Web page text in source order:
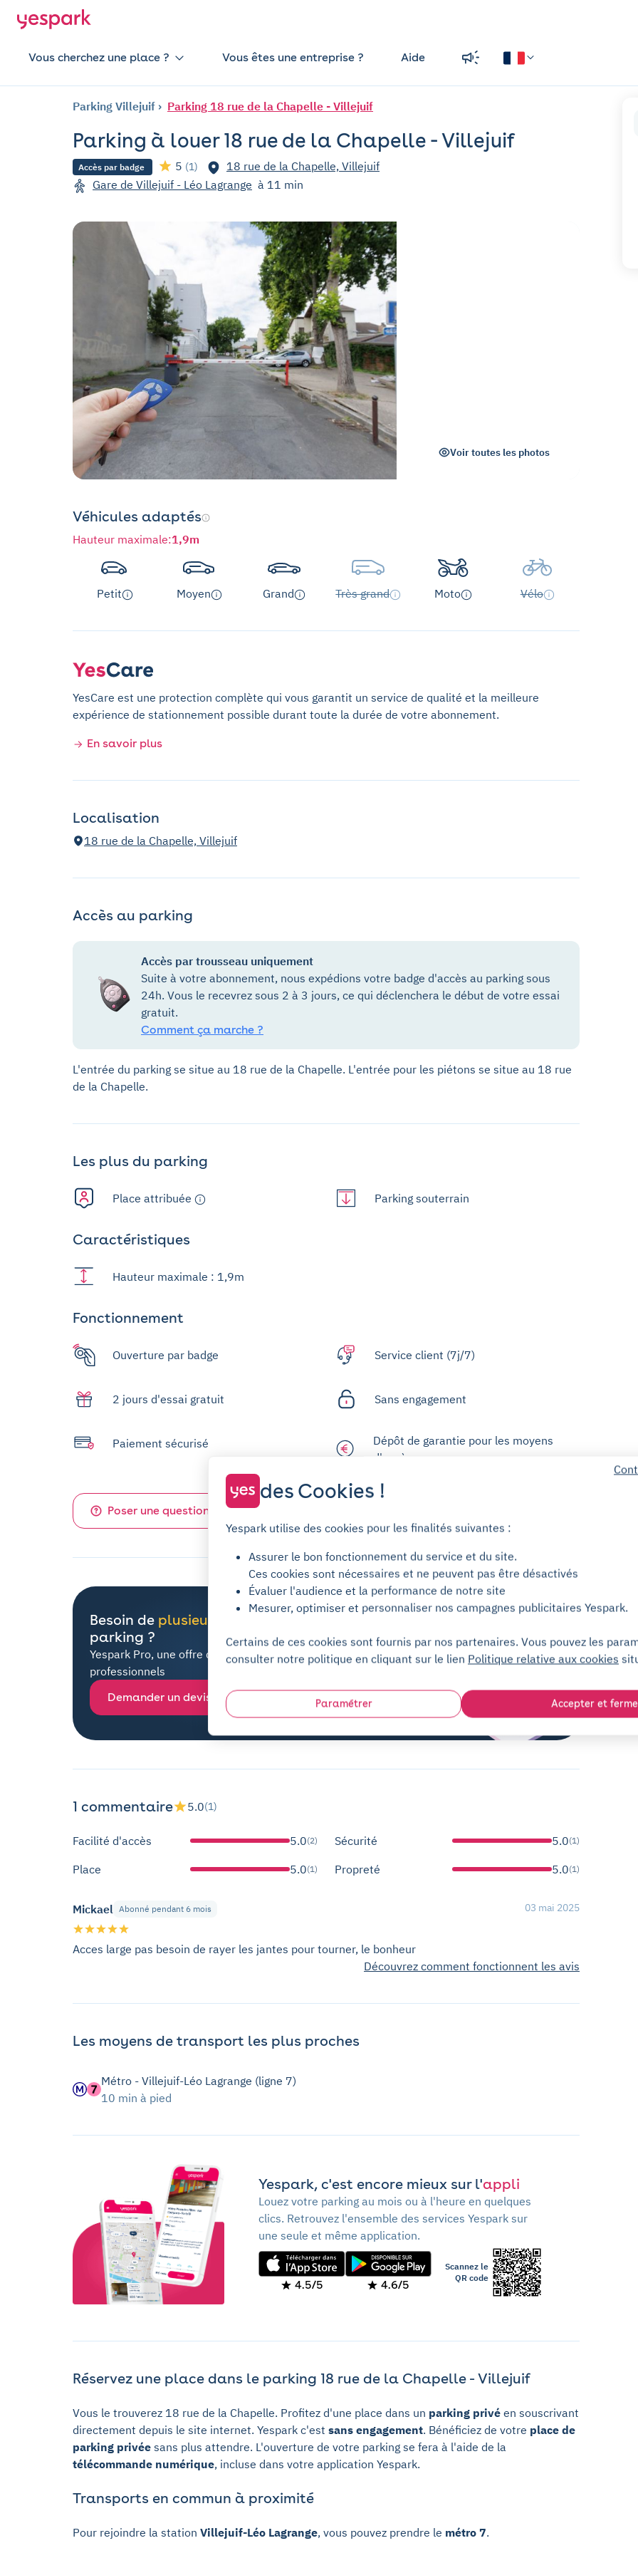
Vous cherchez une place ? Vous êtes une entreprise ? Aide
Parking Villejuif Parking 18 rue de la Chapelle - Villejuif
Parking à louer 18 rue de la Chapelle - Villejuif
Accès par badge 5 (1)
18 rue de la Chapelle, Villejuif
Gare de Villejuif - Léo Lagrange à 11 min
Voir toutes les photos
Véhicules adaptés
Hauteur maximale:1,9m
Petit Moyen Grand Très grand Moto Vélo
YesCare est une protection complète qui vous garantit un service de qualité et la meilleure
expérience de stationnement possible durant toute la durée de votre abonnement.
En savoir plus
Localisation
18 rue de la Chapelle, Villejuif
Accès au parking
Accès par trousseau uniquement
Suite à votre abonnement, nous expédions votre badge d'accès au parking sous
24h. Vous le recevrez sous 2 à 3 jours, ce qui déclenchera le début de votre essai
gratuit.
Comment ça marche ?
L'entrée du parking se situe au 18 rue de la Chapelle. L'entrée pour les piétons se situe au 18 rue
de la Chapelle.
Les plus du parking
Place attribuée Parking souterrain
Caractéristiques
Hauteur maximale : 1,9m
Fonctionnement
Ouverture par badge Service client (7j/7)
2 jours d'essai gratuit Sans engagement
Paiement sécurisé
Dépôt de garantie pour les moyens
d'accès
Poser une question sur ce parking
Besoin de plusieurs places
parking ?
Yespark Pro, une offre dédiée à tous les
professionnels
Demander un devis
1 commentaire 5.0(1)
Facilité d'accès 5.0(2) Sécurité 5.0(1)
Place 5.0(1) Propreté 5.0(1)
Mickael Abonné pendant 6 mois 03 mai 2025
Acces large pas besoin de rayer les jantes pour tourner, le bonheur
Découvrez comment fonctionnent les avis
Les moyens de transport les plus proches
Métro - Villejuif-Léo Lagrange (ligne 7)
10 min à pied
Yespark, c'est encore mieux sur l'appli
Louez votre parking au mois ou à l'heure en quelques
clics. Retrouvez l'ensemble des services Yespark sur
une seule et même application.
4.5/5 4.6/5
Scannez le
QR code
Réservez une place dans le parking 18 rue de la Chapelle - Villejuif
Vous le trouverez 18 rue de la Chapelle. Profitez d'une place dans un parking privé en souscrivant
directement depuis le site internet. Yespark c'est sans engagement. Bénéficiez de votre place de
parking privée sans plus attendre. L'ouverture de votre parking se fera à l'aide de la
télécommande numérique, incluse dans votre application Yespark.
Transports en commun à proximité
Pour rejoindre la station Villejuif-Léo Lagrange, vous pouvez prendre le métro 7.
des Cookies !
Yespark utilise des cookies pour les finalités suivantes :
Assurer le bon fonctionnement du service et du site.
Ces cookies sont nécessaires et ne peuvent pas être désactivés
Évaluer l'audience et la performance de notre site
Mesurer, optimiser et personnaliser nos campagnes publicitaires Yespark.
Certains de ces cookies sont fournis par nos partenaires. Vous pouvez les
consulter notre politique en cliquant sur le lien Politique relative aux cookies
Paramétrer Accepter et